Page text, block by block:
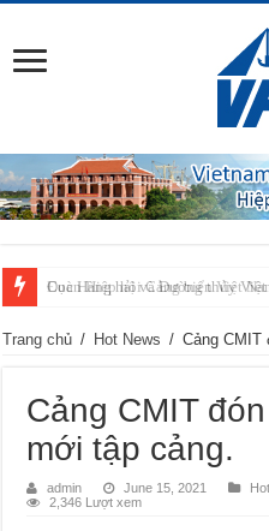
Cục Hàng hải và Đường thủy
Trang chủ / Hot News / Cảng CMIT
Cảng CMIT
mới tập cảng.
admin June 15, 2021
2,346 Lượt xem